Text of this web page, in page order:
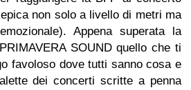
non solo a livello di metri ma
Appena superata la
SOUND quello che ti
favoloso dove tutti sanno cosa e
dei concerti scritte a penna